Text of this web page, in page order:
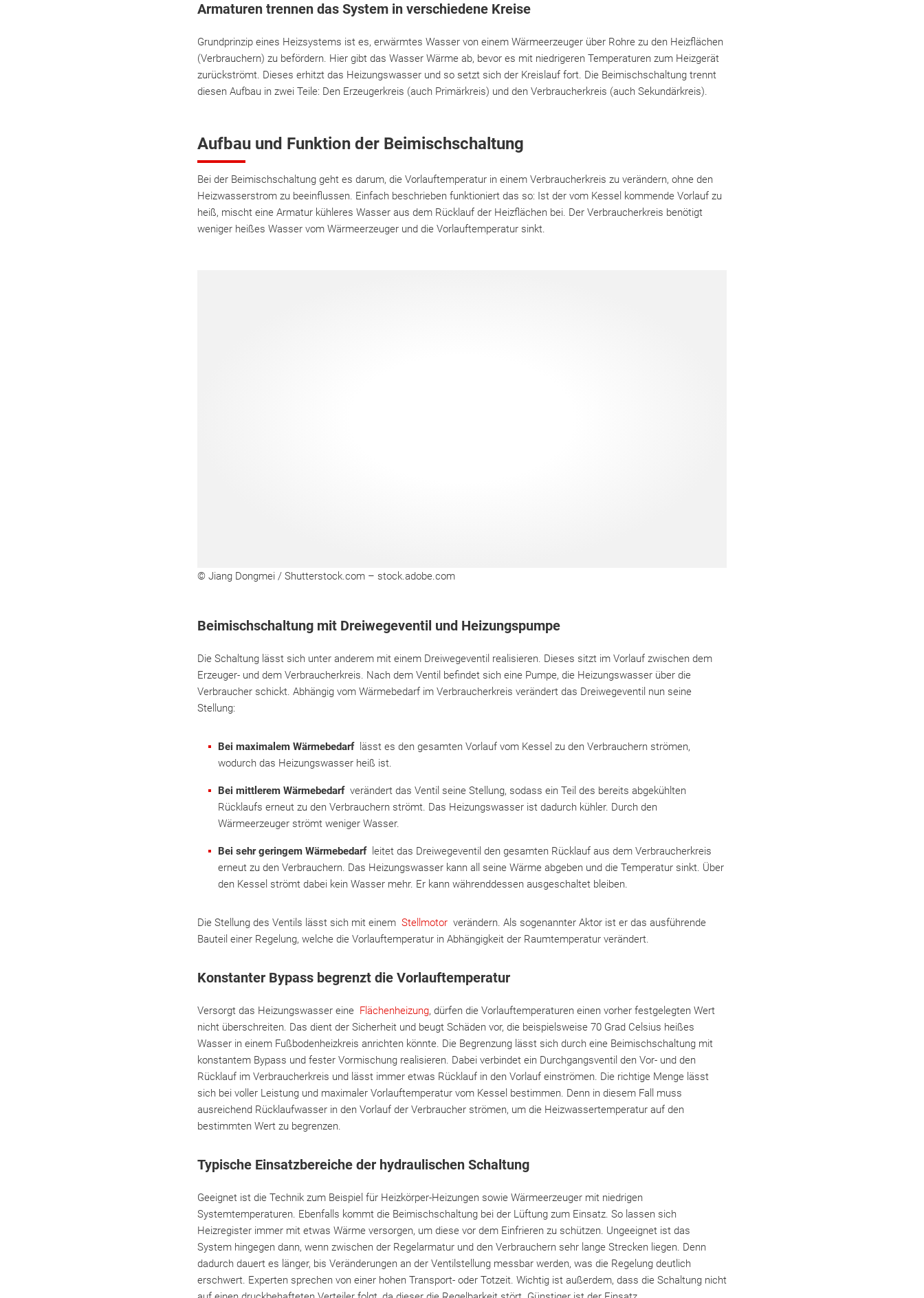
Armaturen trennen das System in verschiedene Kreise
Grundprinzip eines Heizsystems ist es, erwärmtes Wasser von einem Wärmeerzeuger über Rohre zu den Heizflächen
(Verbrauchern) zu befördern. Hier gibt das Wasser Wärme ab, bevor es mit niedrigeren Temperaturen zum Heizgerät
zurückströmt. Dieses erhitzt das Heizungswasser und so setzt sich der Kreislauf fort. Die Beimischschaltung trennt
diesen Aufbau in zwei Teile: Den Erzeugerkreis (auch Primärkreis) und den Verbraucherkreis (auch Sekundärkreis).
Aufbau und Funktion der Beimischschaltung
Bei der Beimischschaltung geht es darum, die Vorlauftemperatur in einem Verbraucherkreis zu verändern, ohne den
Heizwasserstrom zu beeinflussen. Einfach beschrieben funktioniert das so: Ist der vom Kessel kommende Vorlauf zu
heiß, mischt eine Armatur kühleres Wasser aus dem Rücklauf der Heizflächen bei. Der Verbraucherkreis benötigt
weniger heißes Wasser vom Wärmeerzeuger und die Vorlauftemperatur sinkt.
© Jiang Dongmei / Shutterstock.com – stock.adobe.com
Beimischschaltung mit Dreiwegeventil und Heizungspumpe
Die Schaltung lässt sich unter anderem mit einem Dreiwegeventil realisieren. Dieses sitzt im Vorlauf zwischen dem
Erzeuger- und dem Verbraucherkreis. Nach dem Ventil befindet sich eine Pumpe, die Heizungswasser über die
Verbraucher schickt. Abhängig vom Wärmebedarf im Verbraucherkreis verändert das Dreiwegeventil nun seine
Stellung:
Bei maximalem Wärmebedarflässt es den gesamten Vorlauf vom Kessel zu den Verbrauchern strömen,
wodurch das Heizungswasser heiß ist.
Bei mittlerem Wärmebedarfverändert das Ventil seine Stellung, sodass ein Teil des bereits abgekühlten
Rücklaufs erneut zu den Verbrauchern strömt. Das Heizungswasser ist dadurch kühler. Durch den
Wärmeerzeuger strömt weniger Wasser.
Bei sehr geringem Wärmebedarfleitet das Dreiwegeventil den gesamten Rücklauf aus dem Verbraucherkreis
erneut zu den Verbrauchern. Das Heizungswasser kann all seine Wärme abgeben und die Temperatur sinkt. Über
den Kessel strömt dabei kein Wasser mehr. Er kann währenddessen ausgeschaltet bleiben.
Die Stellung des Ventils lässt sich mit einem Stellmotor verändern. Als sogenannter Aktor ist er das ausführende
Bauteil einer Regelung, welche die Vorlauftemperatur in Abhängigkeit der Raumtemperatur verändert.
Konstanter Bypass begrenzt die Vorlauftemperatur
Versorgt das Heizungswasser eine Flächenheizung, dürfen die Vorlauftemperaturen einen vorher festgelegten Wert
nicht überschreiten. Das dient der Sicherheit und beugt Schäden vor, die beispielsweise 70 Grad Celsius heißes
Wasser in einem Fußbodenheizkreis anrichten könnte. Die Begrenzung lässt sich durch eine Beimischschaltung mit
konstantem Bypass und fester Vormischung realisieren. Dabei verbindet ein Durchgangsventil den Vor- und den
Rücklauf im Verbraucherkreis und lässt immer etwas Rücklauf in den Vorlauf einströmen. Die richtige Menge lässt
sich bei voller Leistung und maximaler Vorlauftemperatur vom Kessel bestimmen. Denn in diesem Fall muss
ausreichend Rücklaufwasser in den Vorlauf der Verbraucher strömen, um die Heizwassertemperatur auf den
bestimmten Wert zu begrenzen.
Typische Einsatzbereiche der hydraulischen Schaltung
Geeignet ist die Technik zum Beispiel für Heizkörper-Heizungen sowie Wärmeerzeuger mit niedrigen
Systemtemperaturen. Ebenfalls kommt die Beimischschaltung bei der Lüftung zum Einsatz. So lassen sich
Heizregister immer mit etwas Wärme versorgen, um diese vor dem Einfrieren zu schützen. Ungeeignet ist das
System hingegen dann, wenn zwischen der Regelarmatur und den Verbrauchern sehr lange Strecken liegen. Denn
dadurch dauert es länger, bis Veränderungen an der Ventilstellung messbar werden, was die Regelung deutlich
erschwert. Experten sprechen von einer hohen Transport- oder Totzeit. Wichtig ist außerdem, dass die Schaltung nicht